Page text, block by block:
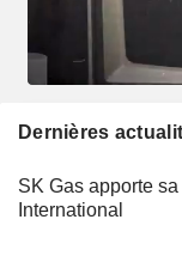
Dernières
SK Gas apporte
International